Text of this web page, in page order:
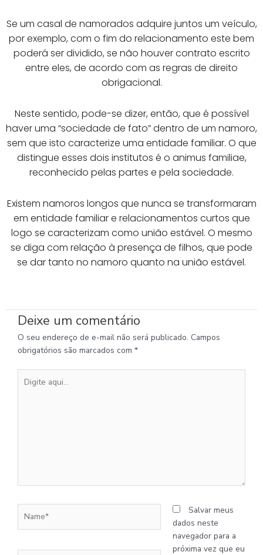
Se um casal de namorados adquire juntos um veículo,
por exemplo, com o fim do relacionamento este bem
poderá ser dividido, se não houver contrato escrito
entre eles, de acordo com as regras de direito
obrigacional.
Neste sentido, pode-se dizer, então, que é possível
haver uma “sociedade de fato” dentro de um namoro,
sem que isto caracterize uma entidade familiar. O que
distingue esses dois institutos é o animus familiae,
reconhecido pelas partes e pela sociedade.
Existem namoros longos que nunca se transformaram
em entidade familiar e relacionamentos curtos que
logo se caracterizam como união estável. O mesmo
se diga com relação à presença de filhos, que pode
se dar tanto no namoro quanto na união estável.
Deixe um comentário
O seu endereço de e-mail não será publicado. Campos
obrigatórios são marcados com *
aqui...
Salvar meus
dados neste
navegador para a
próxima vez que eu